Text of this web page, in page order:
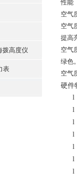
拨高度仪
表
性能
空气
空气
提高
空气
绿色
空气
硬件